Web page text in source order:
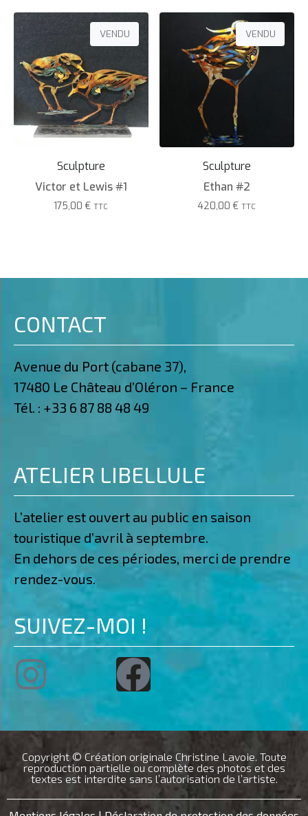
VENDU
Sculpture
Victor et Lewis #1
175,00€ TTC
VENDU
Sculpture
Ethan #2
420,00€ TTC
CONTACT
Avenue du Port (cabane 37),
17480 Le Château d’Oléron – France
Tél. : +33 6 87 88 48 49
ATELIER LIBELLULE
L’atelier est ouvert au public en saison
touristique d’avril à septembre.
En dehors de ces périodes, merci de prendre
rendez-vous.
SUIVEZ-MOI !
Copyright © Création originale Christine Lavoie. Toute
reproduction partielle ou complète des photos et des
textes est interdite sans l’autorisation de l’artiste.